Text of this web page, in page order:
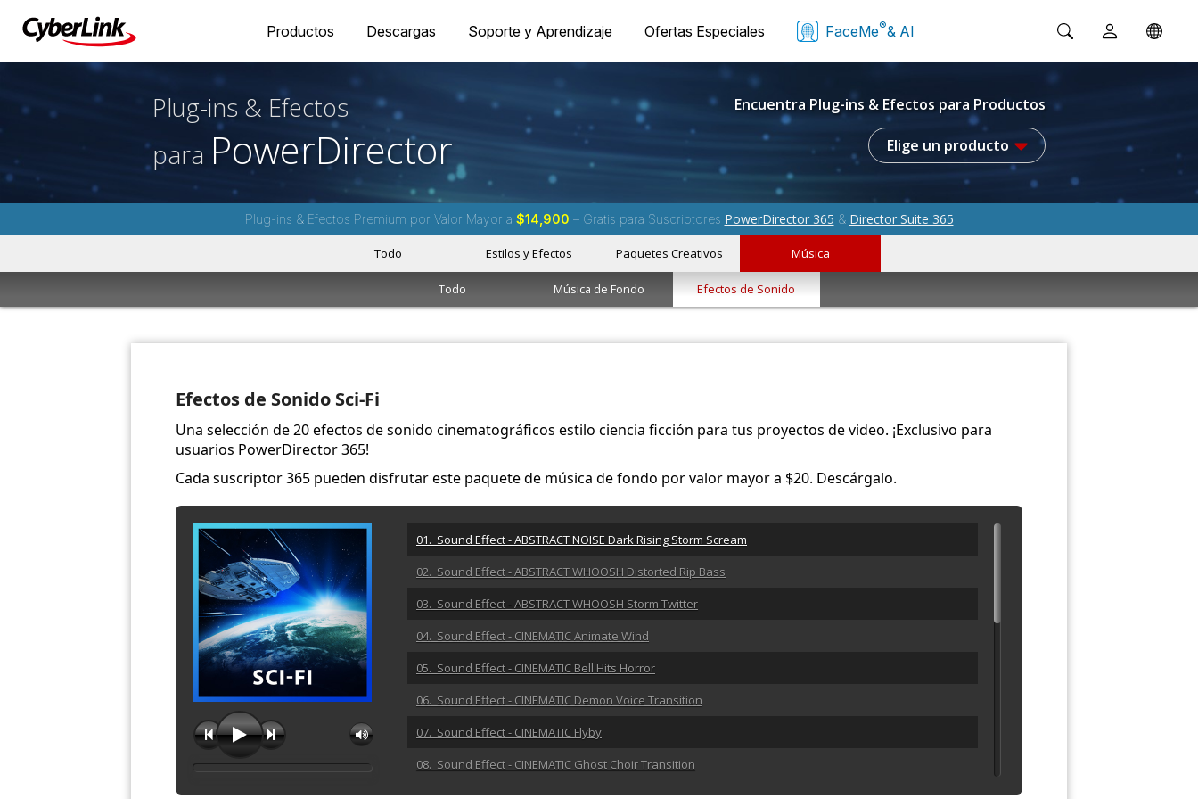
Productos Descargas Soporte y Aprendizaje Ofertas Especiales FaceMe®& AI
Plug-ins & Efectos
para PowerDirector
Encuentra Plug-ins & Efectos para Productos
Elige un producto
Plug-ins & Efectos Premium por Valor Mayor a $14,900 – Gratis para Suscriptores PowerDirector 365 & Director Suite 365
Todo Estilos y Efectos Paquetes Creativos Música
Todo Música de Fondo Efectos de Sonido
Efectos de Sonido Sci-Fi
Una selección de 20 efectos de sonido cinematográficos estilo ciencia ficción para tus proyectos de video. ¡Exclusivo para
usuarios PowerDirector 365!
Cada suscriptor 365 pueden disfrutar este paquete de música de fondo por valor mayor a $20. Descárgalo.
01. Sound Effect - ABSTRACT NOISE Dark Rising Storm Scream
02. Sound Effect - ABSTRACT WHOOSH Distorted Rip Bass
03. Sound Effect - ABSTRACT WHOOSH Storm Twitter
04. Sound Effect - CINEMATIC Animate Wind
05. Sound Effect - CINEMATIC Bell Hits Horror
06. Sound Effect - CINEMATIC Demon Voice Transition
07. Sound Effect - CINEMATIC Flyby
08. Sound Effect - CINEMATIC Ghost Choir Transition